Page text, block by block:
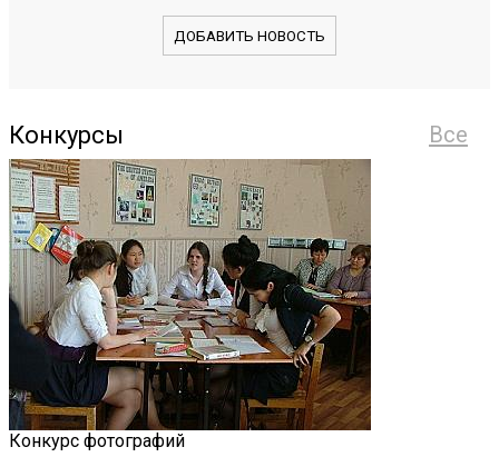
ДОБАВИТЬ НОВОСТЬ
Все
Конкурсы
Конкурс фотографий